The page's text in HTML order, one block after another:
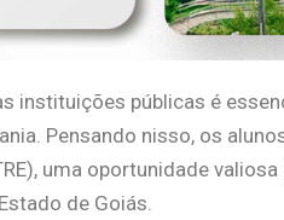
instituições públicas é
Pensando nisso, os
uma oportunidade
de Goiás.